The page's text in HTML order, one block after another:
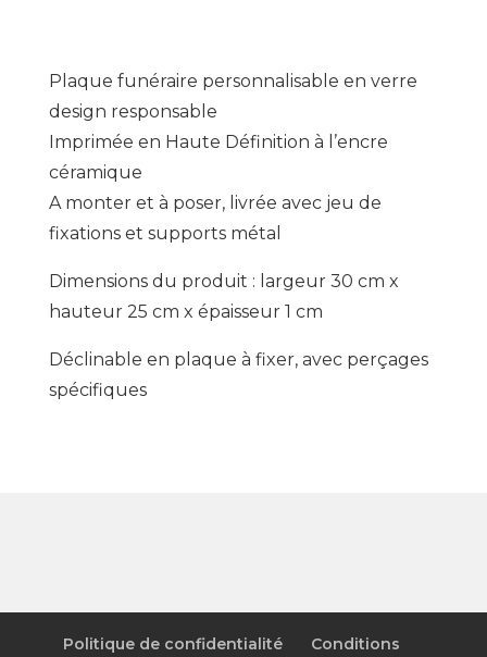
Plaque funéraire personnalisable en verre
design responsable
Imprimée en Haute Définition à l’encre
céramique
A monter et à poser, livrée avec jeu de
fixations et supports métal
Dimensions du produit : largeur 30 cm x
hauteur 25 cm x épaisseur 1 cm
Déclinable en plaque à fixer, avec perçages
spécifiques
Politique de confidentialité Conditions